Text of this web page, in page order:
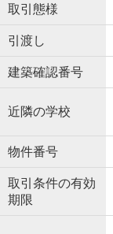
取引態様
引渡し
建築確認番号
近隣の学校
物件番号
取引条件の有効
期限